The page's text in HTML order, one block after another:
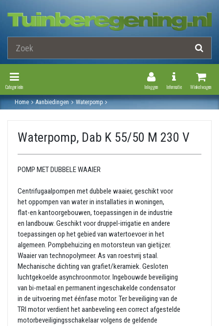
Winkelwagen
Toggle
Informatie
Inloggen
Toggle Navigation
Categorieën
Home Aanbiedingen
Waterpomp
Waterpomp, Dab K 55/50 M 230 V
POMP MET DUBBELE WAAIER
Centrifugaalpompen met dubbele waaier, geschikt voor
het oppompen van water in installaties in woningen,
flat-en kantoorgebouwen, toepassingen in de industrie
en landbouw. Geschikt voor druppel-irrigatie en andere
toepassingen op het gebied van watertoevoer in het
algemeen. Pompbehuizing en motorsteun van gietijzer.
Waaier van technopolymeer. As van roestvrij staal.
Mechanische dichting van grafiet/keramiek. Gesloten
luchtgekoelde asynchroonmotor. Ingebouwde beveiliging
van bi-metaal en permanent ingeschakelde condensator
in de uitvoering met éénfase motor. Ter beveiliging van de
TRI motor verdient het aanbeveling een correct afgestelde
motorbeveiligingsschakelaar volgens de geldende